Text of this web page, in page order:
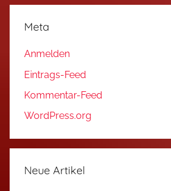
Meta
Anmelden
Eintrags-Feed
Kommentar-Feed
WordPress.org
Neue Artikel